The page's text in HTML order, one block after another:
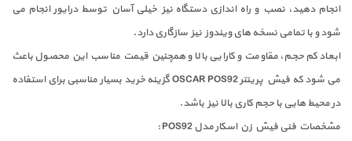
انجام دهید، نصب و راه اندازی دستگاه نیز خیلی آسان توسط درایور انجام می
شود و با تمامی نسخه های ویندوز نیز سازگاری دارد.
ابعاد کم حجم، مقاومت و کارایی بالا و همچنین قیمت مناسب این محصول باعث
می شود که فیش پرینتر OSCAR POS92 گزینه خرید بسیار مناسبی برای استفاده
در محیط هایی با حجم کاری بالا نیز باشد.
مشخصات فنی فیش زن اسکار مدل POS92 :